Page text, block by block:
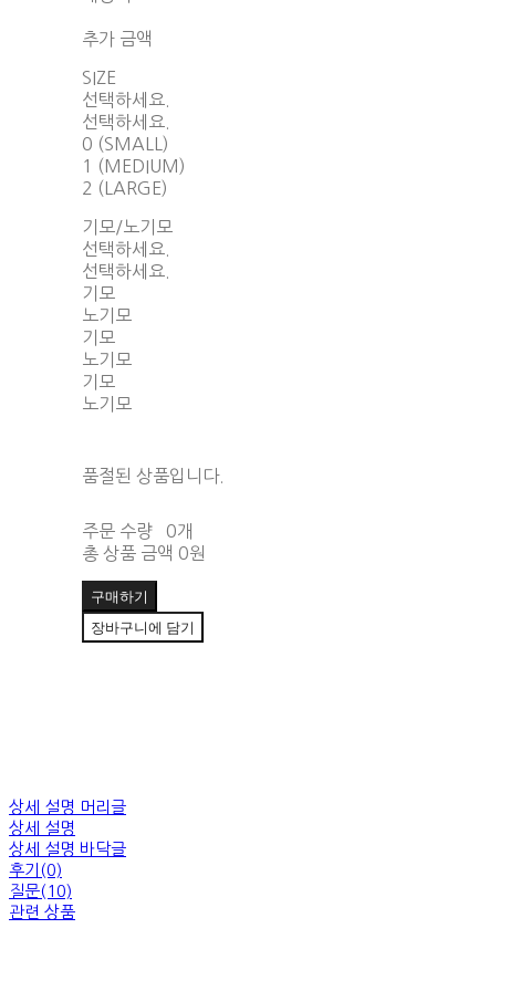
추가 금액
SIZE
선택하세요.
선택하세요.
0 (SMALL)
1 (MEDIUM)
2 (LARGE)
기모/노기모
선택하세요.
선택하세요.
기모
노기모
기모
노기모
기모
노기모
품절된 상품입니다.
주문 수량
0개
총 상품 금액 0원
구매하기
장바구니에 담기
상세 설명 머리글
상세 설명
상세 설명 바닥글
후기(0)
질문(10)
관련 상품